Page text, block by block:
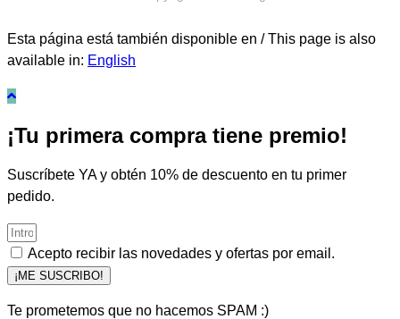
Esta página está también disponible en / This page is also
available in: English
¡Tu primera compra tiene premio!
Suscríbete YA y obtén 10% de descuento en tu primer
pedido.
Acepto recibir las novedades y ofertas por email.
¡ME SUSCRIBO!
Te prometemos que no hacemos SPAM :)